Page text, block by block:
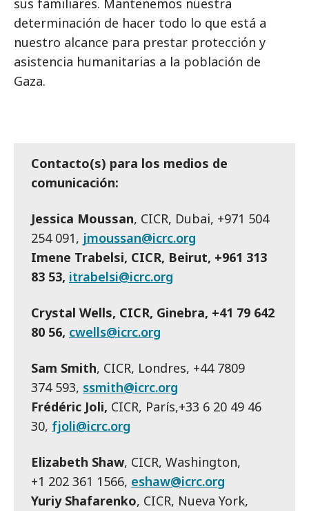
sus familiares. Mantenemos nuestra
determinación de hacer todo lo que está a
nuestro alcance para prestar protección y
asistencia humanitarias a la población de
Gaza.
Contacto(s) para los medios de
comunicación:
Jessica Moussan, CICR, Dubai, +971 504
254 091, jmoussan@icrc.org
Imene Trabelsi, CICR, Beirut, +961 313
83 53, itrabelsi@icrc.org
Crystal Wells, CICR, Ginebra, +41 79 642
80 56, cwells@icrc.org
Sam Smith, CICR, Londres, +44 7809
374 593, ssmith@icrc.org
Frédéric Joli, CICR, París,+33 6 20 49 46
30, fjoli@icrc.org
Elizabeth Shaw, CICR, Washington,
+1 202 361 1566, eshaw@icrc.org
Yuriy Shafarenko, CICR, Nueva York,